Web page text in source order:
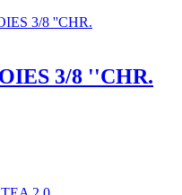
3/8 ''CHR.